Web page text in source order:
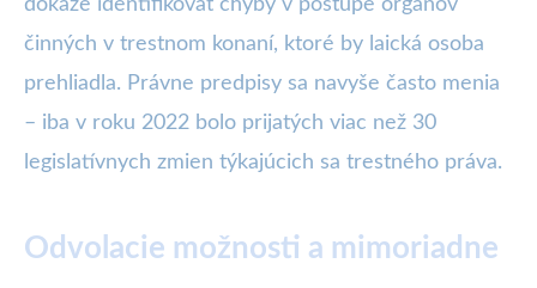
dokáže identifikovať chyby v postupe orgánov
činných v trestnom konaní, ktoré by laická osoba
prehliadla. Právne predpisy sa navyše často menia
– iba v roku 2022 bolo prijatých viac než 30
legislatívnych zmien týkajúcich sa trestného práva.
Odvolacie možnosti a mimoriadne